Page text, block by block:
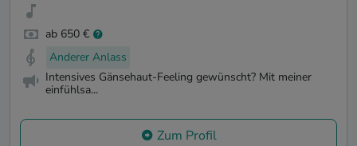
ab 650 €
Anderer Anlass
Intensives Gänsehaut-Feeling gewünscht? Mit meiner
einfühlsa...
Zum Profil